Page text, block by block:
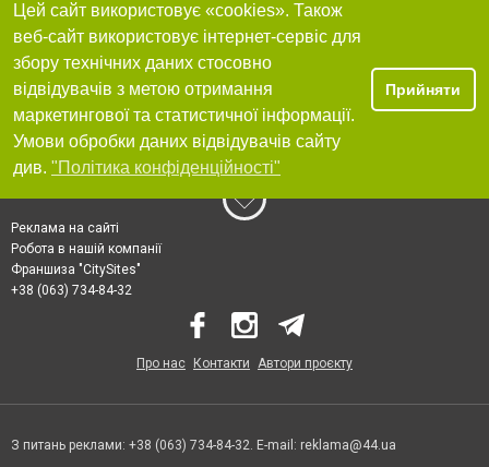
Цей сайт використовує «cookies». Також
веб-сайт використовує інтернет-сервіс для
збору технічних даних стосовно
відвідувачів з метою отримання
маркетингової та статистичної інформації.
Умови обробки даних відвідувачів сайту
див. "Політика конфіденційності"
Прийняти
Реклама на сайті
Робота в нашій компанії
Франшиза "CitySites"
+38 (063) 734-84-32
Про нас Контакти Автори проєкту
З питань реклами: +38 (063) 734-84-32. E-mail: reklama@44.ua